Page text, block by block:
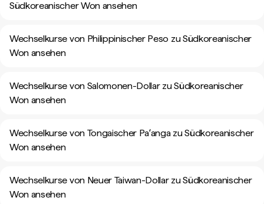
Südkoreanischer Won ansehen
Wechselkurse von Philippinischer Peso zu Südkoreanischer
Won ansehen
Wechselkurse von Salomonen-Dollar zu Südkoreanischer
Won ansehen
Wechselkurse von Tongaischer Paʻanga zu Südkoreanischer
Won ansehen
Wechselkurse von Neuer Taiwan-Dollar zu Südkoreanischer
Won ansehen